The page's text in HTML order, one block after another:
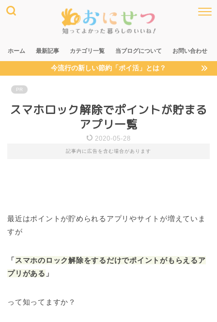
ホーム 最新記事 カテゴリ一覧 当ブログについて お問い合わせ
今流行の新しい節約「ポイ活」とは？
PR
スマホロック解除でポイントが貯まる
アプリ一覧
2020-05-28
記事内に広告を含む場合があります
最近はポイントが貯められるアプリやサイトが増えていま
すが
「スマホのロック解除をするだけでポイントがもらえるア
プリがある 」
って知ってますか？